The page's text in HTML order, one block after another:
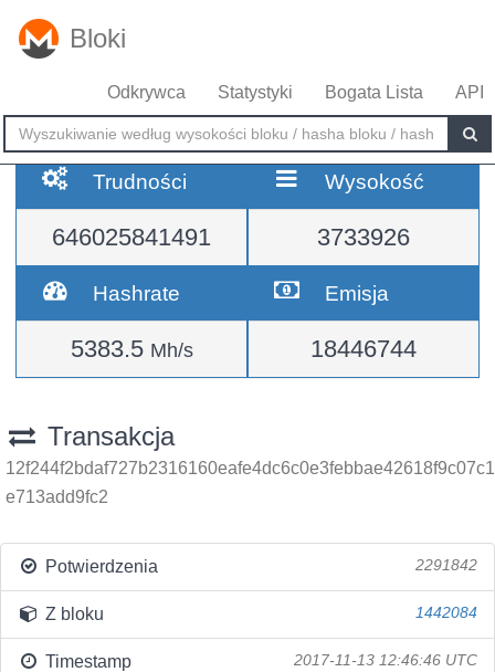
Bloki
Odkrywca Statystyki Bogata Lista API
Trudności
646025841491
Wysokość
3733926
Hashrate
5383.5 Mh/s
Emisja
18446744
Transakcja
12f244f2bdaf727b2316160eafe4dc6c0e3febbae42618f9c07c1
e713add9fc2
Potwierdzenia 2291842
Z bloku 1442084
Timestamp 2017-11-13 12:46:46 UTC